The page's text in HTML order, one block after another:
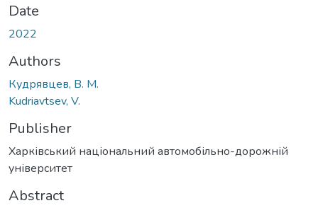
Date
2022
Authors
Кудрявцев, В. М.
Kudriavtsev, V.
Publisher
Харківський національний автомобільно-дорожній
університет
Abstract